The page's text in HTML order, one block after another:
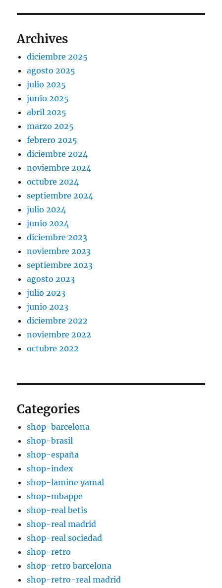
Archives
diciembre 2025
agosto 2025
julio 2025
junio 2025
abril 2025
marzo 2025
febrero 2025
diciembre 2024
noviembre 2024
octubre 2024
septiembre 2024
julio 2024
junio 2024
diciembre 2023
noviembre 2023
septiembre 2023
agosto 2023
julio 2023
junio 2023
diciembre 2022
noviembre 2022
octubre 2022
Categories
shop-barcelona
shop-brasil
shop-españa
shop-index
shop-lamine yamal
shop-mbappe
shop-real betis
shop-real madrid
shop-real sociedad
shop-retro
shop-retro barcelona
shop-retro-real madrid